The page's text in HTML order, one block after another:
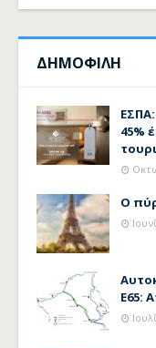
ΔΗΜΟΦΙΛΗ
45%
Ο
Ε65: